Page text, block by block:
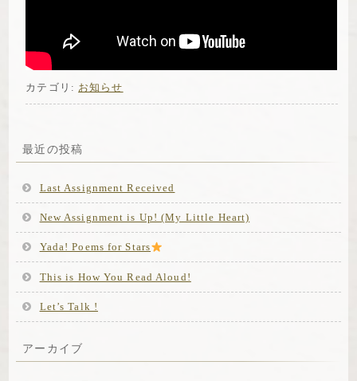
カテゴリ: お知らせ
最近の投稿
Last Assignment Received
New Assignment is Up! (My Little Heart)
Yada! Poems for Stars
This is How You Read Aloud!
Let’s Talk !
アーカイブ